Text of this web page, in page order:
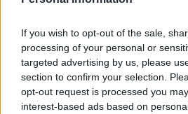
If you wish to opt-out of the sale,
processing of your personal or
targeted advertising by us, please
section to confirm your selection.
opt-out request is processed you
interest-based ads based on
Sto qui
Scrivi
Bestiario
Pillole
Veglia
​“D” come delitto